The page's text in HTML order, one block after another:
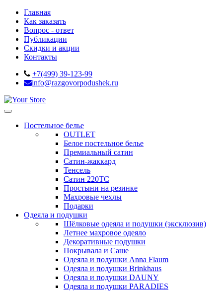
Главная
Как заказать
Вопрос - ответ
Публикации
Скидки и акции
Контакты
+7(499) 39-123-99
info@razgovorpodushek.ru
Постельное белье
OUTLET
Белое постельное белье
Премиальный сатин
Сатин-жаккард
Тенсель
Сатин 220ТС
Простыни на резинке
Махровые чехлы
Подарки
Одеяла и подушки
Шёлковые одеяла и подушки (эксклюзив)
Летнее махровое одеяло
Декоративные подушки
Покрывала и Саше
Одеяла и подушки Anna Flaum
Одеяла и подушки Brinkhaus
Одеяла и подушки DAUNY
Одеяла и подушки PARADIES